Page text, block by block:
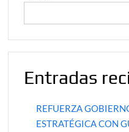
en
Entradas
REFUERZA
ESTRATÉGICA CON